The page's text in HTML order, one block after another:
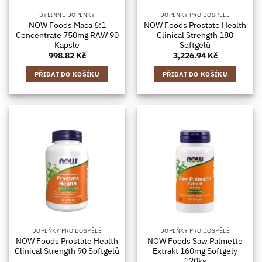
BYLINNÉ DOPLŇKY
NOW Foods Maca 6:1
Concentrate 750mg RAW 90
Kapsle
998.82 Kč
PŘIDAT DO KOŠÍKU
DOPLŇKY PRO DOSPĚLÉ
NOW Foods Prostate Health
Clinical Strength 180
Softgelů
3,226.94 Kč
PŘIDAT DO KOŠÍKU
DOPLŇKY PRO DOSPĚLÉ
NOW Foods Prostate Health
Clinical Strength 90 Softgelů
DOPLŇKY PRO DOSPĚLÉ
NOW Foods Saw Palmetto
Extrakt 160mg Softgely